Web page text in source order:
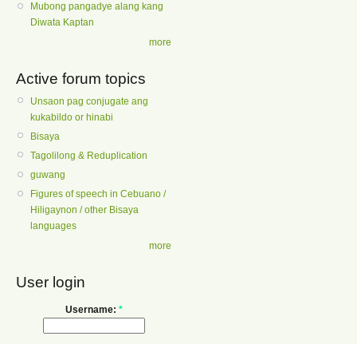
Mubong pangadye alang kang
Diwata Kaptan
more
Active forum topics
Unsaon pag conjugate ang
kukabildo or hinabi
Bisaya
Tagolilong & Reduplication
guwang
Figures of speech in Cebuano /
Hiligaynon / other Bisaya
languages
more
User login
Username: *